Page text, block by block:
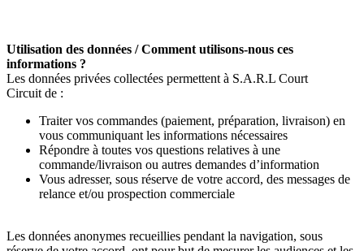
Utilisation des données / Comment utilisons-nous ces
informations ?
Les données privées collectées permettent à S.A.R.L Court
Circuit de :
Traiter vos commandes (paiement, préparation, livraison) en
vous communiquant les informations nécessaires
Répondre à toutes vos questions relatives à une
commande/livraison ou autres demandes d’information
Vous adresser, sous réserve de votre accord, des messages de
relance et/ou prospection commerciale
Les données anonymes recueillies pendant la navigation, sous